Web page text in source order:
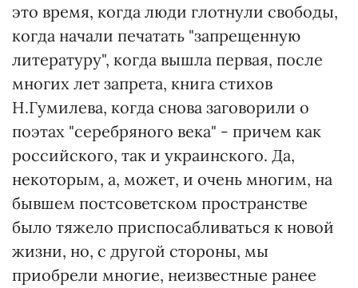
это время, когда люди глотнули свободы,
когда начали печатать "запрещенную
литературу", когда вышла первая, после
многих лет запрета, книга стихов
Н.Гумилева, когда снова заговорили о
поэтах "серебряного века" - причем как
российского, так и украинского. Да,
некоторым, а, может, и очень многим, на
бывшем постсоветском пространстве
было тяжело приспосабливаться к новой
жизни, но, с другой стороны, мы
приобрели многие, неизвестные ранее